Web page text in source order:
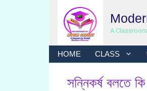
A
HOME CLASS
সন্নিকর্ষ বলতে